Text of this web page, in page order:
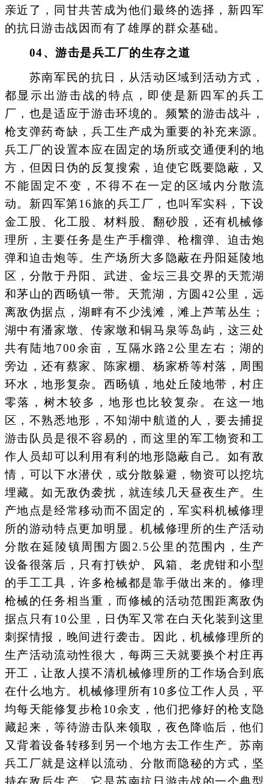
亲近了，同甘共苦成为他们最终的选择，新四军
的抗日游击战因而有了雄厚的群众基础。
04、游击是兵工厂的生存之道
苏南军民的抗日，从活动区域到活动方式，
都显示出游击战的特点，即使是新四军的兵工
厂，也是适应于游击环境的。频繁的游击战斗，
枪支弹药奇缺，兵工生产成为重要的补充来源。
兵工厂的设置本应在固定的场所或交通便利的地
方，但因日伪的反复搜索，迫使它既要隐蔽，又
不能固定不变，不得不在一定的区域内分散流
动。新四军第16旅的兵工厂，也叫军实科，下设
金工股、化工股、材料股、翻砂股，还有机械修
理所，主要任务是生产手榴弹、枪榴弹、迫击炮
弹和迫击炮等。生产场所大多隐蔽在丹阳延陵地
区，分散于丹阳、武进、金坛三县交界的天荒湖
和茅山的西旸镇一带。天荒湖，方圆42公里，远
离敌伪据点，湖畔有不少浅滩，滩上芦苇丛生；
湖中有潘家墩、传家墩和铜马泉等岛屿，这三处
共有陆地700余亩，互隔水路2公里左右；湖的
旁边，还有蔡家、陈家棚、杨家桥等村落，周围
环水，地形复杂。西旸镇，地处丘陵地带，村庄
零落，树木较多，地形也比较复杂。在这一地
区，不熟悉地形，不知湖中航道的人，要去捕捉
游击队员是很不容易的，而这里的军工物资和工
作人员却可以利用有利的地形隐蔽自己。如有敌
情，可以下水潜伏，或分散躲避，物资可以挖坑
埋藏。如无敌伪袭扰，就连续几天昼夜生产。生
产地点是经常移动而不固定的，军实科机械修理
所的游动特点更加明显。机械修理所的生产活动
分散在延陵镇周围方圆2.5公里的范围内，生产
设备很落后，只有打铁炉、风箱、老虎钳和小型
的手工工具，许多枪械都是靠手做出来的。修理
枪械的任务相当重，而修械的活动范围距离敌伪
据点只有10公里，日伪军又常在白天化装到这里
刺探情报，晚间进行袭击。因此，机械修理所的
生产活动流动性很大，每两三天就要换个村庄再
开工，让敌人摸不清机械修理所的工作场合到底
在什么地方。机械修理所有10多位工作人员，平
均每天能修复步枪10余支，他们把修好的枪支隐
藏起来，等待游击队来领取，夜色降临后，他们
又背着设备转移到另一个地方去工作生产。苏南
兵工厂就是这样以流动、分散而隐秘的方式，坚
持在敌后生产，它是苏南抗日游击战的一个典型